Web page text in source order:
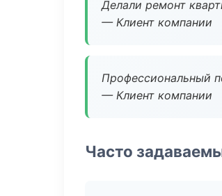
Делали ремонт
— Клиент компании
Профессиональный
— Клиент компании
Часто